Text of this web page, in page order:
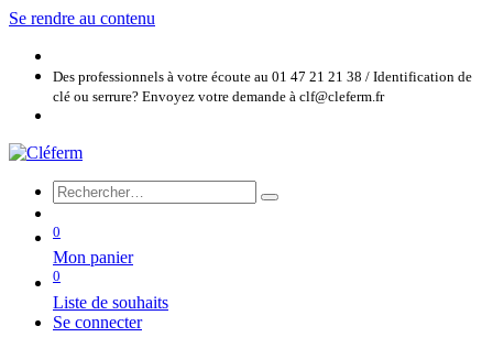
Se rendre au contenu
Des professionnels à votre écoute au 01 47 21 21 38 / Identification de
clé ou serrure? Envoyez votre demande à clf@cleferm.fr
0
Mon panier
0
Liste de souhaits
Se connecter